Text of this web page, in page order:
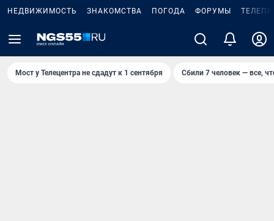
НЕДВИЖИМОСТЬ ЗНАКОМСТВА ПОГОДА ФОРУМЫ
Мост у Телецентра не сдадут к 1 сентября Сбили 7 человек — все,